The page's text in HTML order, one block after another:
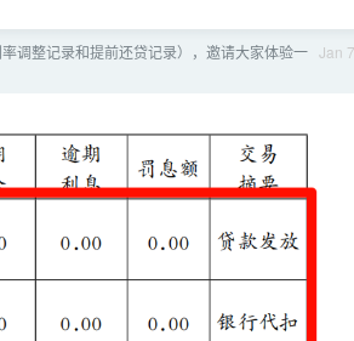
Jan 7
调整记录和提前还贷记录），邀请大家体验一